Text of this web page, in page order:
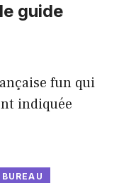
guide
fun qui
indiquée